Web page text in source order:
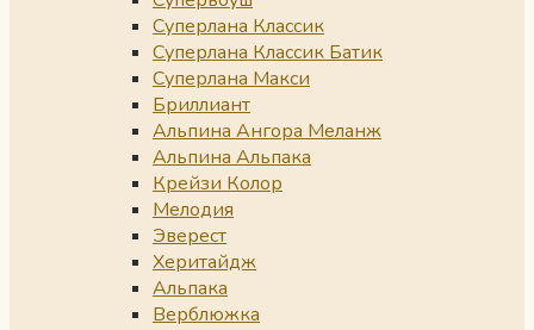
Суперлана Классик
Суперлана Классик Батик
Суперлана Макси
Бриллиант
Альпина Ангора Меланж
Альпина Альпака
Крейзи Колор
Мелодия
Эверест
Херитайдж
Альпака
Верблюжка